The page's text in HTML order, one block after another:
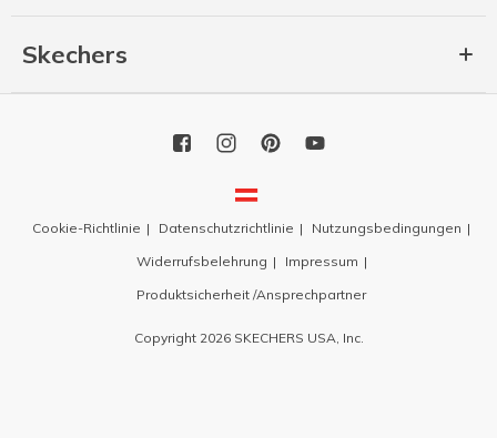
Skechers
Cookie-Richtlinie Datenschutzrichtlinie
Nutzungsbedingungen
Widerrufsbelehrung
Impressum
Produktsicherheit /Ansprechpartner
Copyright 2026 SKECHERS USA, Inc.